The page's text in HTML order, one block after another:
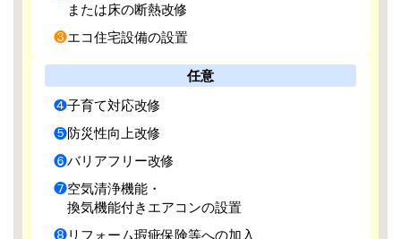
または床の断熱改修
❸エコ住宅設備の設置
任意
❹子育て対応改修
❺防災性向上改修
❻バリアフリー改修
❼空気清浄機能・
換気機能付きエアコンの設置
❽リフォーム瑕疵保険等への加入